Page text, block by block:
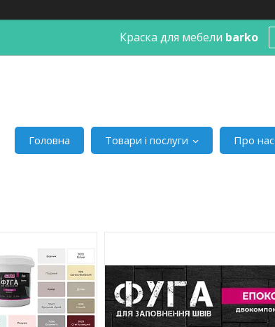
Краска для мебели barko
Головна Товари і послуги Про нас